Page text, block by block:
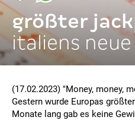
größter
italiens
(17.02.2023) "Money, money,
Gestern wurde Europas
Monate lang gab es keine